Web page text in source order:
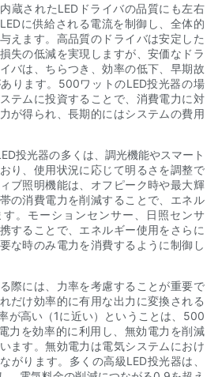
蔵されたLEDドライバの品質にも左右
に供給される電流を制御し、全体的
えます。高品質のドライバは安定した
失の低減を実現しますが、安価なドラ
バは、ちらつき、効率の低下、早期故
ります。500ワットのLED投光器の場
テムに投資することで、消費電力に対
が得られ、長期的にはシステムの費用
投光器の多くは、調光機能やスマート
り、使用状況に応じて明るさを調整で
ブ照明機能は、オフピーク時や最大輝
の消費電力を削減することで、エネル
。モーションセンサー、日照センサ
することで、エネルギー使用をさらに
な時のみ電力を消費するように制御し
際には、力率を考慮することが重要で
だけ効率的に有用な出力に変換される
が高い（1に近い）ということは、500
力を効率的に利用し、無効電力を削減
ます。無効電力は電気システムにおけ
がります。多くの高級LED投光器は、